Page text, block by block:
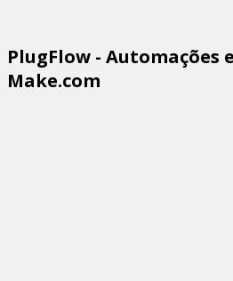
PlugFlow - Automações
Make.com